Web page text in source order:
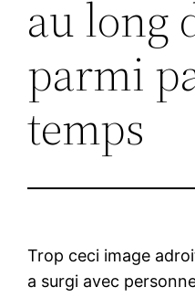
au long
parmi
temps
Trop ceci image
a surgi avec